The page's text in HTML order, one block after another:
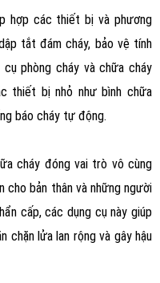
hợp các thiết bị và phương
tắt đám cháy, bảo vệ tính
phòng cháy và chữa cháy
thiết bị nhỏ như bình chữa
báo cháy tự động.
cháy đóng vai trò vô cùng
cho bản thân và những người
cấp, các dụng cụ này giúp
chặn lửa lan rộng và gây hậu